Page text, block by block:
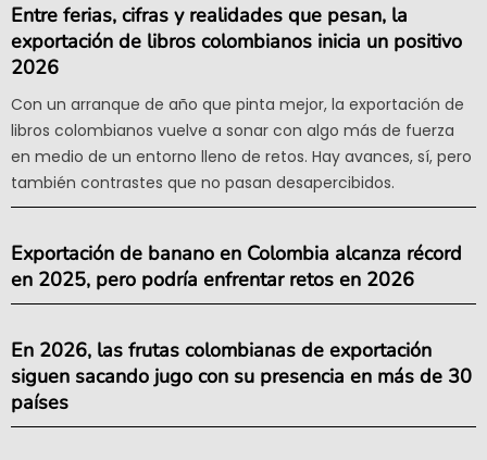
Entre ferias, cifras y realidades que pesan, la
exportación de libros colombianos inicia un positivo
2026
Con un arranque de año que pinta mejor, la exportación de
libros colombianos vuelve a sonar con algo más de fuerza
en medio de un entorno lleno de retos. Hay avances, sí, pero
también contrastes que no pasan desapercibidos.
Exportación de banano en Colombia alcanza récord
en 2025, pero podría enfrentar retos en 2026
En 2026, las frutas colombianas de exportación
siguen sacando jugo con su presencia en más de 30
países